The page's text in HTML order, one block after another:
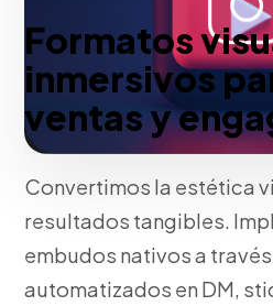
Formatos
inmersivos
ventas y
Convertimos la estética
resultados tangibles.
embudos nativos a
automatizados en DM,